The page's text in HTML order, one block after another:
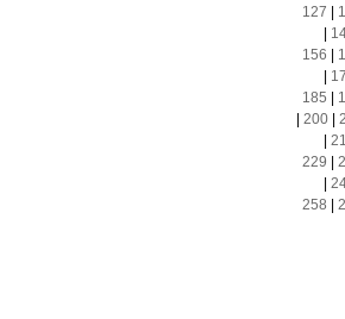
127
156
185
200|
229
258